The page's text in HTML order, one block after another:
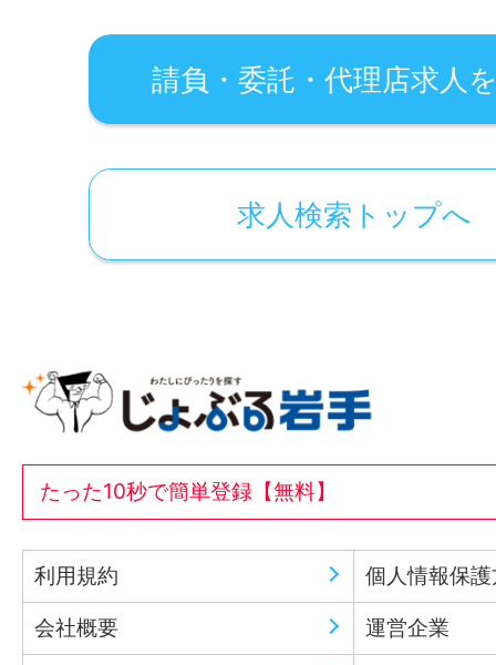
請負・委託・代理店求人
求人検索トップへ
たった10秒で簡単登録【無料】
利用規約 個人情報保
会社概要 運営企業